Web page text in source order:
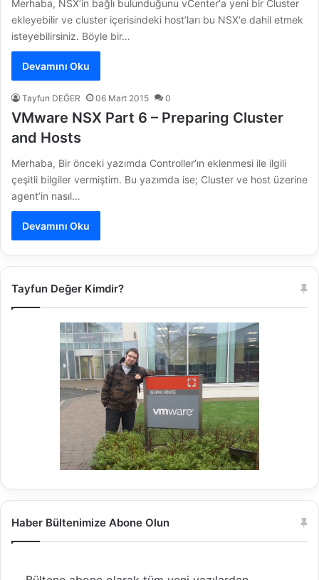
Merhaba, NSX’in bağlı bulunduğunu vCenter‘a yeni bir Cluster
ekleyebilir ve cluster içerisindeki host’ları bu NSX‘e dahil etmek
isteyebilirsiniz. Böyle bir…
Devamını Oku
Tayfun DEĞER 06 Mart 2015 0
VMware NSX Part 6 – Preparing Cluster
and Hosts
Merhaba, Bir önceki yazımda Controller’ın eklenmesi ile ilgili
çeşitli bilgiler vermiştim. Bu yazımda ise; Cluster ve host üzerine
agent’in nasıl…
Devamını Oku
Tayfun Değer Kimdir?
Haber Bültenimize Abone Olun